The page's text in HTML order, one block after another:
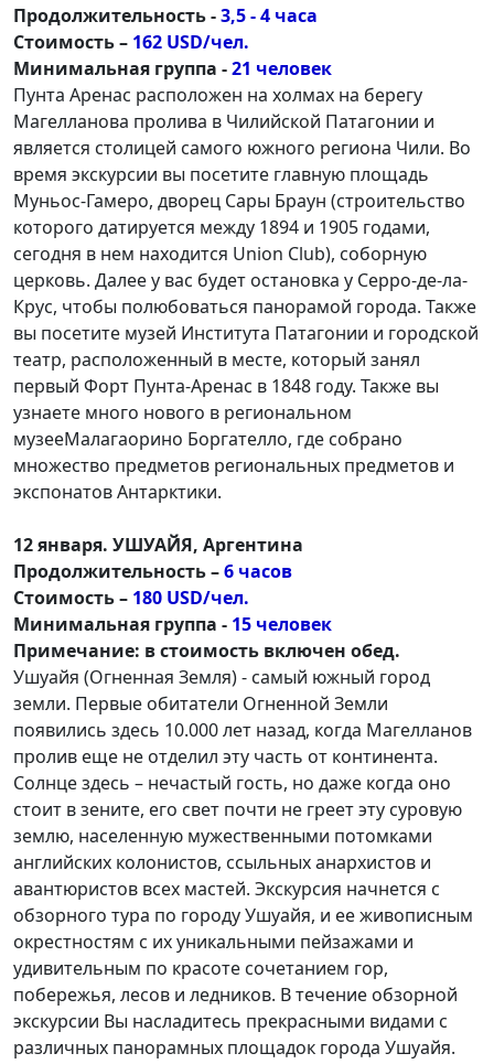
Продолжительность -3,5 - 4 часа
Стоимость – 162 USD/чел.
Минимальная группа -21 человек
Пунта Аренас расположен на холмах на берегу
Магелланова пролива в Чилийской Патагонии и
является столицей самого южного региона Чили. Во
время экскурсии вы посетите главную площадь
Муньос-Гамеро, дворец Сары Браун (строительство
которого датируется между 1894 и 1905 годами,
сегодня в нем находится Union Club), соборную
церковь. Далее у вас будет остановка у Серро-де-ла-
Крус, чтобы полюбоваться панорамой города. Также
вы посетите музей Института Патагонии и городской
театр, расположенный в месте, который занял
первый Форт Пунта-Аренас в 1848 году. Также вы
узнаете много нового в региональном
музееМалагаорино Боргателло, где собрано
множество предметов региональных предметов и
экспонатов Антарктики.
12 января. УШУАЙЯ, Аргентина
Продолжительность –6 часов
Стоимость – 180 USD/чел.
Минимальная группа - 15 человек
Примечание: в стоимость включен обед.
Ушуайя (Огненная Земля) - самый южный город
земли. Первые обитатели Огненной Земли
появились здесь 10.000 лет назад, когда Магелланов
пролив еще не отделил эту часть от континента.
Солнце здесь – нечастый гость, но даже когда оно
стоит в зените, его свет почти не греет эту суровую
землю, населенную мужественными потомками
английских колонистов, ссыльных анархистов и
авантюристов всех мастей. Экскурсия начнется с
обзорного тура по городу Ушуайя, и ее живописным
окрестностям с их уникальными пейзажами и
удивительным по красоте сочетанием гор,
побережья, лесов и ледников. В течение обзорной
экскурсии Вы насладитесь прекрасными видами с
различных панорамных площадок города Ушуайя.